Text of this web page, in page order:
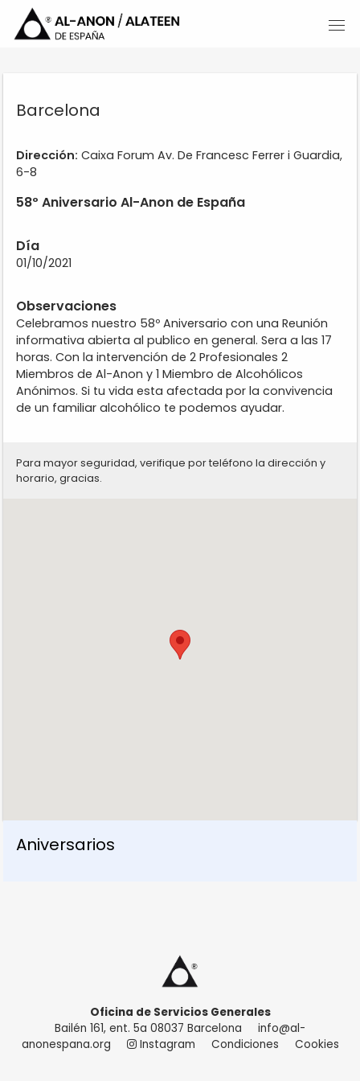
Aniversarios
Barcelona
Dirección: Caixa Forum Av. De Francesc Ferrer i Guardia,
6-8
58º Aniversario Al-Anon de España
Día
01/10/2021
Observaciones
Celebramos nuestro 58º Aniversario con una Reunión
informativa abierta al publico en general. Sera a las 17
horas. Con la intervención de 2 Profesionales 2
Miembros de Al-Anon y 1 Miembro de Alcohólicos
Anónimos. Si tu vida esta afectada por la convivencia
de un familiar alcohólico te podemos ayudar.
Para mayor seguridad, verifique por teléfono la dirección y
horario, gracias.
Oficina de Servicios Generales
Bailén 161, ent. 5a 08037 Barcelona
info@al-
anonespana.org
Instagram Condiciones Cookies